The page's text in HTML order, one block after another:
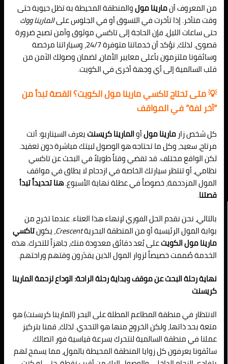
من المعروف أنمارينا مولوالمنطقة المحيطة به تظل حيوية حتى
وقت متأخر. إذا تأخرت في التسوق أو في الجلوس علىالمارينا ووك
حتى ساعات الليل، فإن الحاجة إلى تاكسي موثوق وآمن تصبح ضرورة
قصوى. لذلك، نؤكد أن خدماتنا متوفرة 24/7، وسياراتنا مرخصة
وسائقونا ملتزمون بأعلى معايير الأمان، لضمان وصولك الآمن من
قلب السالمية إلى أي وجهة أخرى في الكويت.
💡 متى تحتاج تاكسي مارينا مول الكويت؟ القصة تبدأ من
“آخر لفة” في المواقف
كل شخص زارمارينا مولأوالمارينا كريسنتيعرف السيناريو: أنت
مرتاح، سعيد، وكل ما تحتاجه هو الوصول لبيتك مباشرة دون تعقيد.
لكن الواقع مختلف. قد تقضي وقتاً طويلاً في البحث عن تاكسي
نظامي، أو تنتظر سيارتك الخاصة في ازدحام لا يطاق في مواقف
المول المزدحمة، خصوصاً في عطلة نهاية الأسبوع.هنا تحديداً تبدأ
قصتنا.
بالتالي، نحن نقدم الحل الفوري لإنهاء هذا العناء. عندما تخرج من
بوابة المول الرئيسية أو من المنطقة البحريةCrescent، يكونتاكسي
مارينا مول الكويتعلى بُعد دقائق معدودة منك، جاهزاً للتحرك. هذه
الخدمة صُممت خصيصاً لزوار المول الذين يقدّرون وقتهم وراحتهم.
نهاية رحلة البحث عن موقف وبداية رحلة الراحة: الوداع لزحمة المارينا
كريسنت
الانتظار في منطقة المطاعم المطلة على البحر (المارينا كريسنت) هو
متعة بحد ذاتها، ولكن الخروج منها هو التحدي. لذلك، قمنا بتركيز
عملنا في منطقة السالمية لنتحرك بسرعة قياسية فور اتصالك.
سائقونا يعرفون كل زوايا المنطقة المحيطة بالمول، مما يسمح لهم